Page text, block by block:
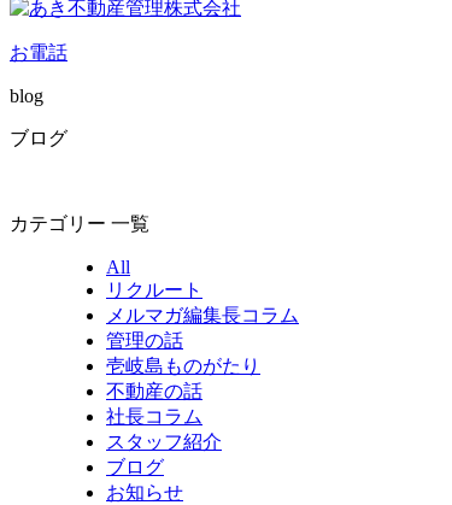
お電話
blog
ブログ
カテゴリー 一覧
All
リクルート
メルマガ編集長コラム
管理の話
壱岐島ものがたり
不動産の話
社長コラム
スタッフ紹介
ブログ
お知らせ